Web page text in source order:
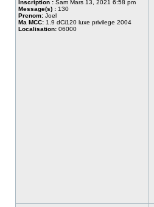
Inscription : Sam Mars 13, 2021 6:58 pm
Message(s) : 130
Prenom: Joel
Ma MCC: 1.9 dCi120 luxe privilege 2004
Localisation: 06000